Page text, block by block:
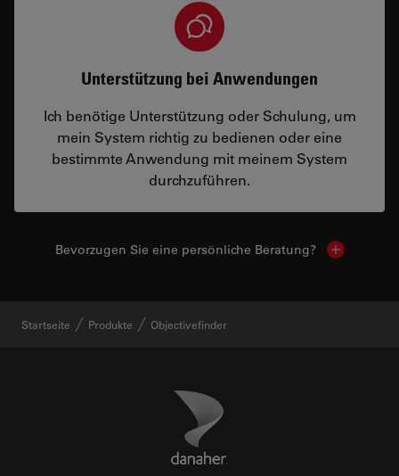
Unterstützung bei Anwendungen
Ich benötige Unterstützung oder Schulung, um
mein System richtig zu bedienen oder eine
bestimmte Anwendung mit meinem System
durchzuführen.
Bevorzugen Sie eine persönliche Beratung? Show
Startseite Produkte Objectivefinder
Danaher Logo